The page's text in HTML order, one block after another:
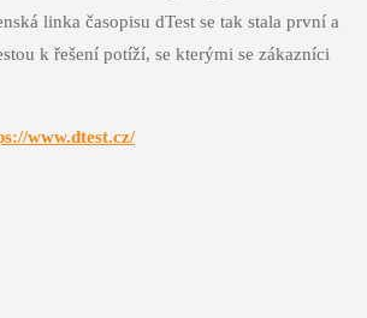
linka časopisu dTest se tak stala první a
k řešení potíží, se kterými se zákazníci
www.dtest.cz/